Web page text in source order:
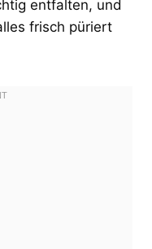
entfalten, und
frisch püriert